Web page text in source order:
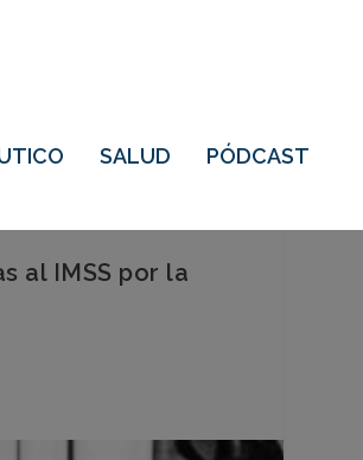
SALUD PÓDCAST
al IMSS por la